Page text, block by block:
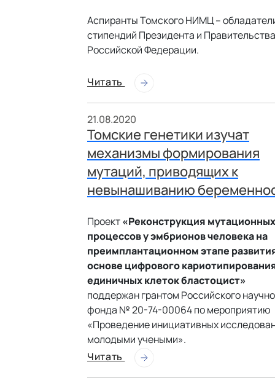
Аспиранты Томского НИМЦ –
стипендий Президента и Правительства
Российской Федерации.
Читать
21.08.2020
Томские генетики изучат
механизмы формирования
мутаций, приводящих к
невынашиванию
Проект«Реконструкция мутационных
процессов у эмбрионов человека на
преимплантационном этапе
основе цифрового
единичных клеток бластоцист»
поддержан грантом Российского
фонда № 20-74-00064 по мероприятию
«Проведение инициативных
молодыми учеными».
Читать